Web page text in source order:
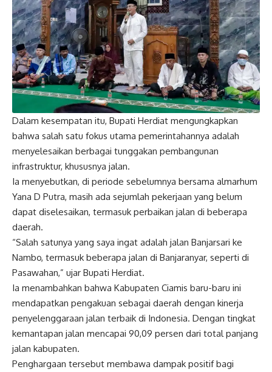
Dalam kesempatan itu, Bupati Herdiat mengungkapkan
bahwa salah satu fokus utama pemerintahannya adalah
menyelesaikan berbagai tunggakan pembangunan
infrastruktur, khususnya jalan.
Ia menyebutkan, di periode sebelumnya bersama almarhum
Yana D Putra, masih ada sejumlah pekerjaan yang belum
dapat diselesaikan, termasuk perbaikan jalan di beberapa
daerah.
“Salah satunya yang saya ingat adalah jalan Banjarsari ke
Nambo, termasuk beberapa jalan di Banjaranyar, seperti di
Pasawahan,” ujar Bupati Herdiat.
Ia menambahkan bahwa Kabupaten Ciamis baru-baru ini
mendapatkan pengakuan sebagai daerah dengan kinerja
penyelenggaraan jalan terbaik di Indonesia. Dengan tingkat
kemantapan jalan mencapai 90,09 persen dari total panjang
jalan kabupaten.
Penghargaan tersebut membawa dampak positif bagi